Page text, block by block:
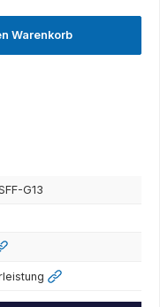
die Schaltflächen um die
Warenkorb
G13